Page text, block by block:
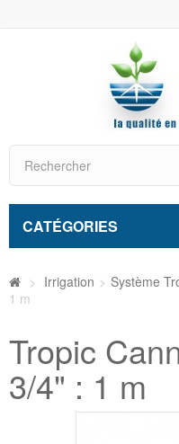
CATÉGORIES
> Irrigation > Système
1 m
Tropic
3/4" : 1 m